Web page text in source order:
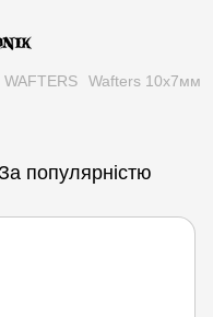
WAFTERS Wafters 10x7мм
популярністю